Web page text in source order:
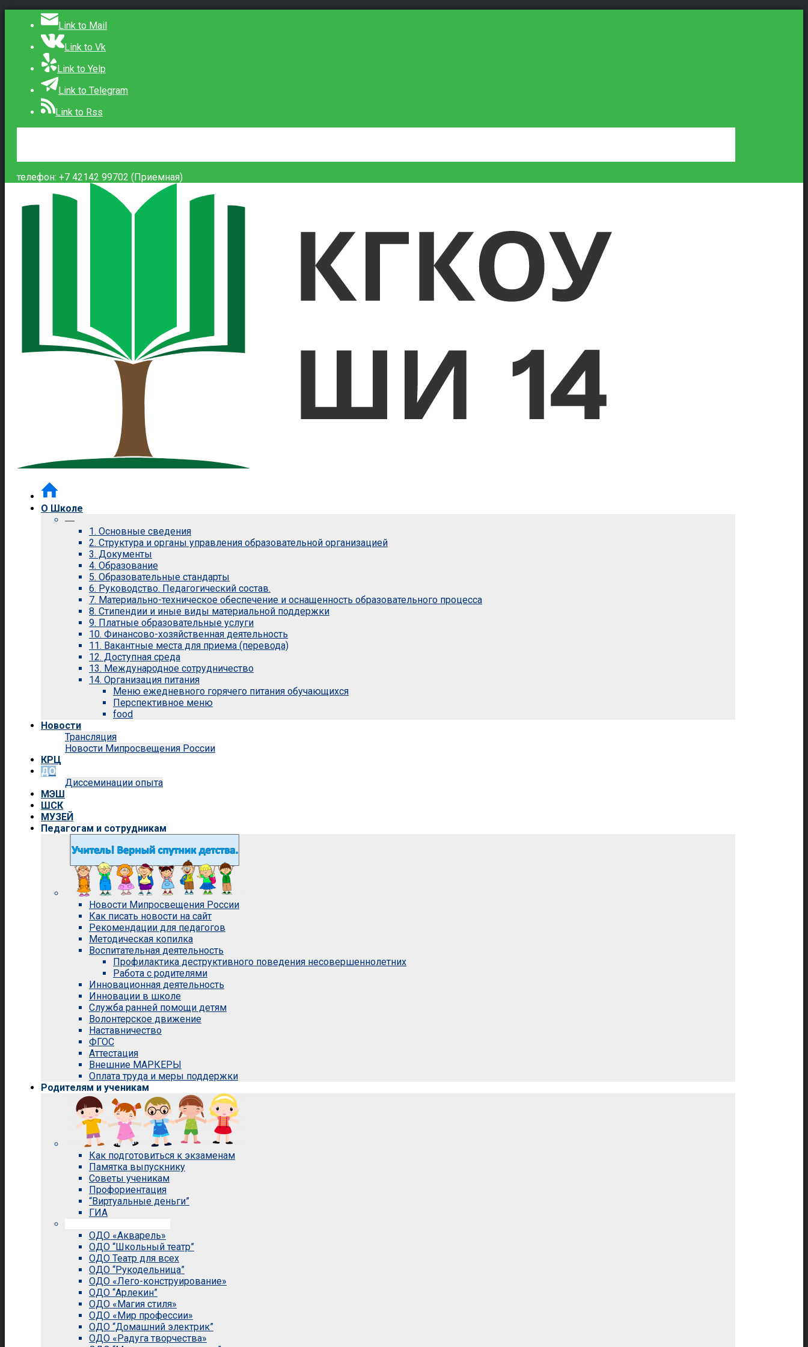
Link to Mail
Link to Vk
Link to Yelp
Link to Telegram
Link to Rss
телефон: +7 42142 99702 (Приемная)
О Школе
—
1. Основные сведения
2. Структура и органы управления образовательной организацией
3. Документы
4. Образование
5. Образовательные стандарты
6. Руководство. Педагогический состав.
7. Материально-техническое обеспечение и оснащенность образовательного процесса
8. Стипендии и иные виды материальной поддержки
9. Платные образовательные услуги
10. Финансово-хозяйственная деятельность
11. Вакантные места для приема (перевода)
12. Доступная среда
13. Международное сотрудничество
14. Организация питания
Меню ежедневного горячего питания обучающихся
Перспективное меню
food
Новости
Трансляция
Новости Мипросвещения России
КРЦ
ДО
Диссеминации опыта
МЭШ
ШСК
МУЗЕЙ
Педагогам и сотрудникам
Новости Мипросвещения России
Как писать новости на сайт
Рекомендации для педагогов
Методическая копилка
Воспитательная деятельность
Профилактика деструктивного поведения несовершеннолетних
Работа с родителями
Инновационная деятельность
Инновации в школе
Служба ранней помощи детям
Волонтерское движение
Наставничество
ФГОС
Аттестация
Внешние МАРКЕРЫ
Оплата труда и меры поддержки
Родителям и ученикам
Как подготовиться к экзаменам
Памятка выпускнику
Советы ученикам
Профориентация
“Виртуальные деньги”
ГИА
ОДО «Акварель»
ОДО “Школьный театр”
ОДО Театр для всех
ОДО “Рукодельница”
ОДО «Лего-конструирование»
ОДО “Арлекин”
ОДО «Магия стиля»
ОДО «Мир профессии»
ОДО “Домашний электрик”
ОДО «Радуга творчества»